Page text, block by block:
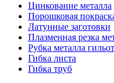
Цинкование металла
Порошковая
Латунные заготовки
Плазменная резка
Рубка металла
Гибка листа
Гибка труб